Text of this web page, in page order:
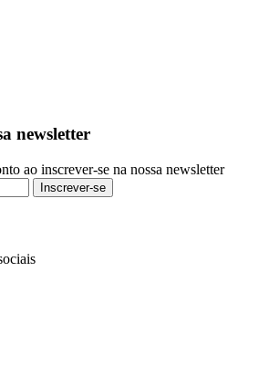
newsletter
ao inscrever-se na nossa newsletter
Inscrever-se